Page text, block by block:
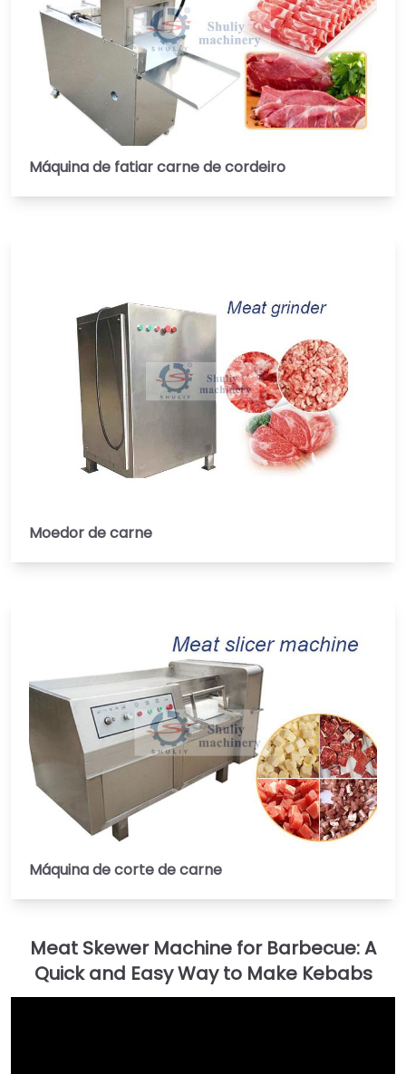
Máquina de fatiar carne de cordeiro
Moedor de carne
Máquina de corte de carne